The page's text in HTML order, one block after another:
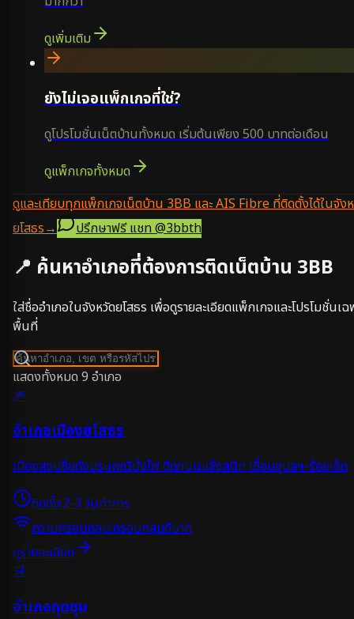
ดูเพิ่มเติม
ยังไม่เจอแพ็กเกจที่ใช่?
ดูโปรโมชั่นเน็ตบ้านทั้งหมด เริ่มต้นเพียง 500 บาทต่อเดือน
ดูแพ็กเกจทั้งหมด
ดูและเทียบทุกแพ็กเกจเน็ตบ้าน 3BB และ AIS Fibre ที่ติดตั้งได้ในจัง
ยโสธร→ ปรึกษาฟรี แชท @3bbth
📍 ค้นหาอำเภอที่ต้องการติดเน็ตบ้าน 3BB
ใส่ชื่ออำเภอในจังหวัดยโสธร เพื่อดูรายละเอียดแพ็กเกจและโปรโมชั่นเฉ
พื้นที่
แสดงทั้งหมด 9 อำเภอ
🎆
อำเภอเมืองยโสธร
เมืองสงบชื่อดังประเพณีบั้งไฟ ติดถนนแจ้งสนิท เชื่อมอุบลฯ-ร้อยเอ็ด
ติดตั้ง:2-3 วันทำการ
ความครอบคลุม:ครอบคลุมดีมาก
ดูรายละเอียด
🛒
อำเภอกุดชุม